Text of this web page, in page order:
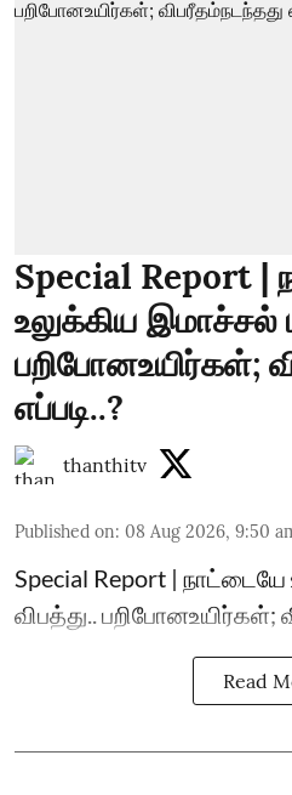
Special Report |
உலுக்கிய இமாச்சல்
பறிபோனஉயிர்கள்;
எப்படி..?
thanthitv
Published on: 08 Aug 2026, 9:50
Special Report |
விபத்து.. பறிபோனஉயிர்கள்;
Read